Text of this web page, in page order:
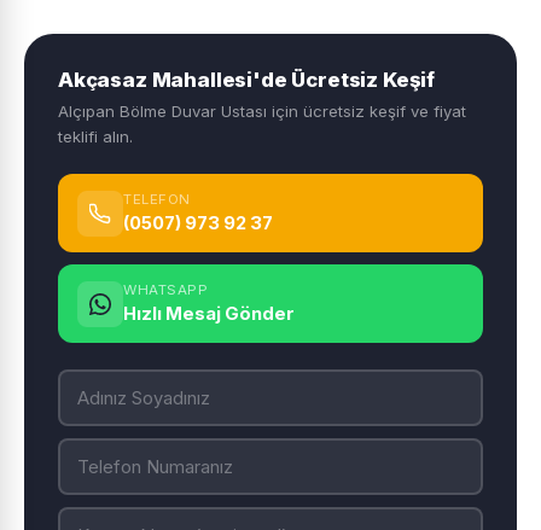
Akçasaz Mahallesi'de Ücretsiz Keşif
Alçıpan Bölme Duvar Ustası için ücretsiz keşif ve fiyat
teklifi alın.
TELEFON
(0507) 973 92 37
WHATSAPP
Hızlı Mesaj Gönder